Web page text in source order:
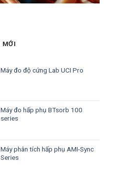
MỚI
Máy đo độ cứng Lab UCI Pro
Máy đo hấp phụ BTsorb 100
series
Máy phân tích hấp phụ AMI-Sync
Series